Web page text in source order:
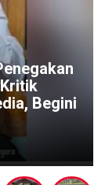
Polisi
Dugaan